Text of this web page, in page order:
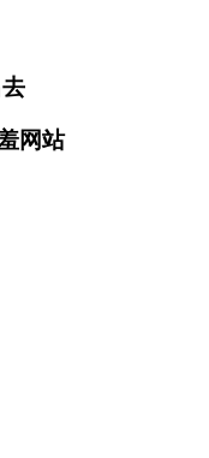
网站